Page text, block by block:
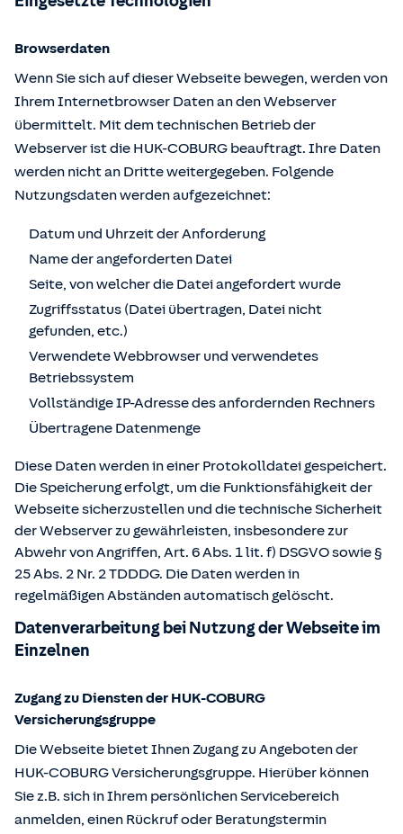
Browserdaten
Wenn Sie sich auf dieser Webseite bewegen, werden von
Ihrem Internetbrowser Daten an den Webserver
übermittelt. Mit dem technischen Betrieb der
Webserver ist die HUK-COBURG beauftragt. Ihre Daten
werden nicht an Dritte weitergegeben. Folgende
Nutzungsdaten werden aufgezeichnet:
Datum und Uhrzeit der Anforderung
Name der angeforderten Datei
Seite, von welcher die Datei angefordert wurde
Zugriffsstatus (Datei übertragen, Datei nicht
gefunden, etc.)
Verwendete Webbrowser und verwendetes
Betriebssystem
Vollständige IP-Adresse des anfordernden Rechners
Übertragene Datenmenge
Diese Daten werden in einer Protokolldatei gespeichert.
Die Speicherung erfolgt, um die Funktionsfähigkeit der
Webseite sicherzustellen und die technische Sicherheit
der Webserver zu gewährleisten, insbesondere zur
Abwehr von Angriffen, Art. 6 Abs. 1 lit. f) DSGVO sowie §
25 Abs. 2 Nr. 2 TDDDG. Die Daten werden in
regelmäßigen Abständen automatisch gelöscht.
Datenverarbeitung bei Nutzung der Webseite im
Einzelnen
Zugang zu Diensten der HUK-COBURG
Versicherungsgruppe
Die Webseite bietet Ihnen Zugang zu Angeboten der
HUK-COBURG Versicherungsgruppe. Hierüber können
Sie z.B. sich in Ihrem persönlichen Servicebereich
anmelden, einen Rückruf oder Beratungstermin